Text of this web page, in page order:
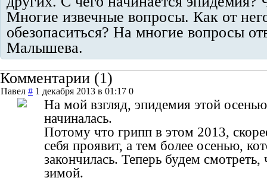
Многие извечные вопросы. Как от
обезопаситься? На многие вопросы
Малышева.
Комментарии (1)
Павел # 1 декабря 2013 в 01:17 0
На мой взгляд, эпидемия этой
начиналась.
Потому что грипп в этом 2013,
себя проявит, а тем более осенью,
закончилась. Теперь будем
зимой.